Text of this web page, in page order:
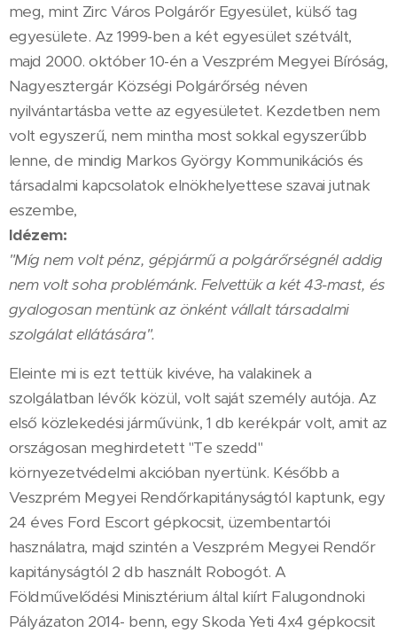
meg, mint Zirc Város Polgárőr Egyesület, külső tag
egyesülete. Az 1999-ben a két egyesület szétvált,
majd 2000. október 10-én a Veszprém Megyei Bíróság,
Nagyesztergár Községi Polgárőrség néven
nyilvántartásba vette az egyesületet. Kezdetben nem
volt egyszerű, nem mintha most sokkal egyszerűbb
lenne, de mindig Markos György Kommunikációs és
társadalmi kapcsolatok elnökhelyettese szavai jutnak
eszembe,
Idézem:
"Míg nem volt pénz, gépjármű a polgárőrségnél addig
nem volt soha problémánk. Felvettük a két 43-mast, és
gyalogosan mentünk az önként vállalt társadalmi
szolgálat ellátására".
Eleinte mi is ezt tettük kivéve, ha valakinek a
szolgálatban lévők közül, volt saját személy autója. Az
első közlekedési járművünk, 1 db kerékpár volt, amit az
országosan meghirdetett "Te szedd"
környezetvédelmi akcióban nyertünk. Később a
Veszprém Megyei Rendőrkapitányságtól kaptunk, egy
24 éves Ford Escort gépkocsit, üzembentartói
használatra, majd szintén a Veszprém Megyei Rendőr
kapitányságtól 2 db használt Robogót. A
Földművelődési Minisztérium által kiírt Falugondnoki
Pályázaton 2014- benn, egy Skoda Yeti 4x4 gépkocsit